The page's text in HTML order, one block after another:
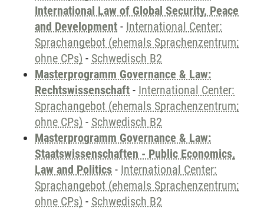
International Law of Global Security, Peace
and Development - International Center:
Sprachangebot (ehemals Sprachenzentrum;
ohne CPs) - Schwedisch B2
Masterprogramm Governance & Law:
Rechtswissenschaft - International Center:
Sprachangebot (ehemals Sprachenzentrum;
ohne CPs) - Schwedisch B2
Masterprogramm Governance & Law:
Staatswissenschaften - Public Economics,
Law and Politics - International Center:
Sprachangebot (ehemals Sprachenzentrum;
ohne CPs) - Schwedisch B2